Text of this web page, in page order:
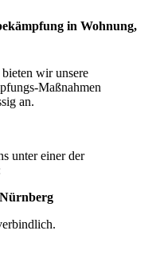
in Wohnung,
wir unsere
Maßnahmen
an.
unter einer der
Nürnberg